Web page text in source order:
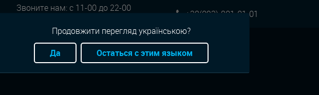
Звоните нам: с 11-00 до 22-00
+38(093)-801-01-01
Продовжити перегляд українською?
Да
Остаться с этим языком